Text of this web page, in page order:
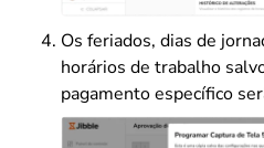
Os feriados, dias de
horários de trabalho
pagamento específico